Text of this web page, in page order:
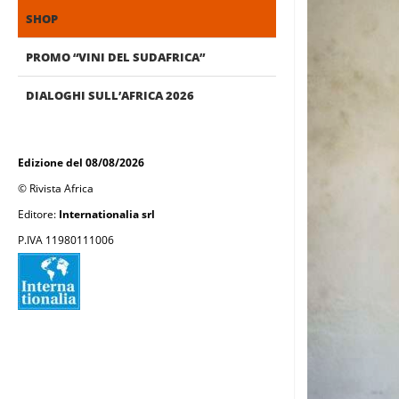
SHOP
PROMO “VINI DEL SUDAFRICA”
DIALOGHI SULL’AFRICA 2026
Edizione del 08/08/2026
© Rivista Africa
Editore: Internationalia srl
P.IVA 11980111006